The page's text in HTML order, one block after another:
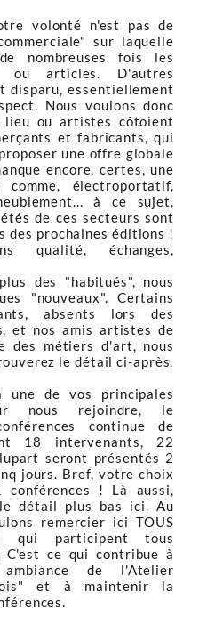
volonté n'est pas de
sur laquelle
nombreuses fois les
ou articles. D'autres
disparu, essentiellement
Nous voulons donc
lieu ou artistes côtoient
et fabricants, qui
une offre globale
encore, certes, une
électroportatif,
à ce sujet,
de ces secteurs sont
des prochaines éditions !
qualité, échanges,
des "habitués", nous
"nouveaux". Certains
absents lors des
et nos amis artistes de
des métiers d'art, nous
le détail ci-après.
de vos principales
nous rejoindre, le
continue de
18 intervenants, 22
seront présentés 2
jours. Bref, votre choix
! Là aussi,
détail plus bas ici. Au
remercier ici TOUS
qui participent tous
C'est ce qui contribue à
de l'Atelier
et à maintenir la